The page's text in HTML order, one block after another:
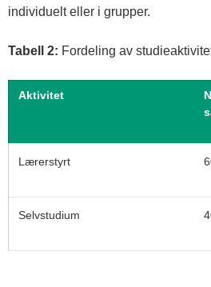
individuelt eller i grupper.
Tabell 2: Fordeling av
Aktivitet
Lærerstyrt
Selvstudium